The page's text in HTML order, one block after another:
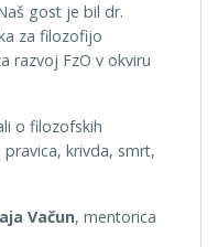
gost je bil dr.
za filozofijo
razvoj FzO v okviru
o filozofskih
krivda, smrt,
Vačun, mentorica